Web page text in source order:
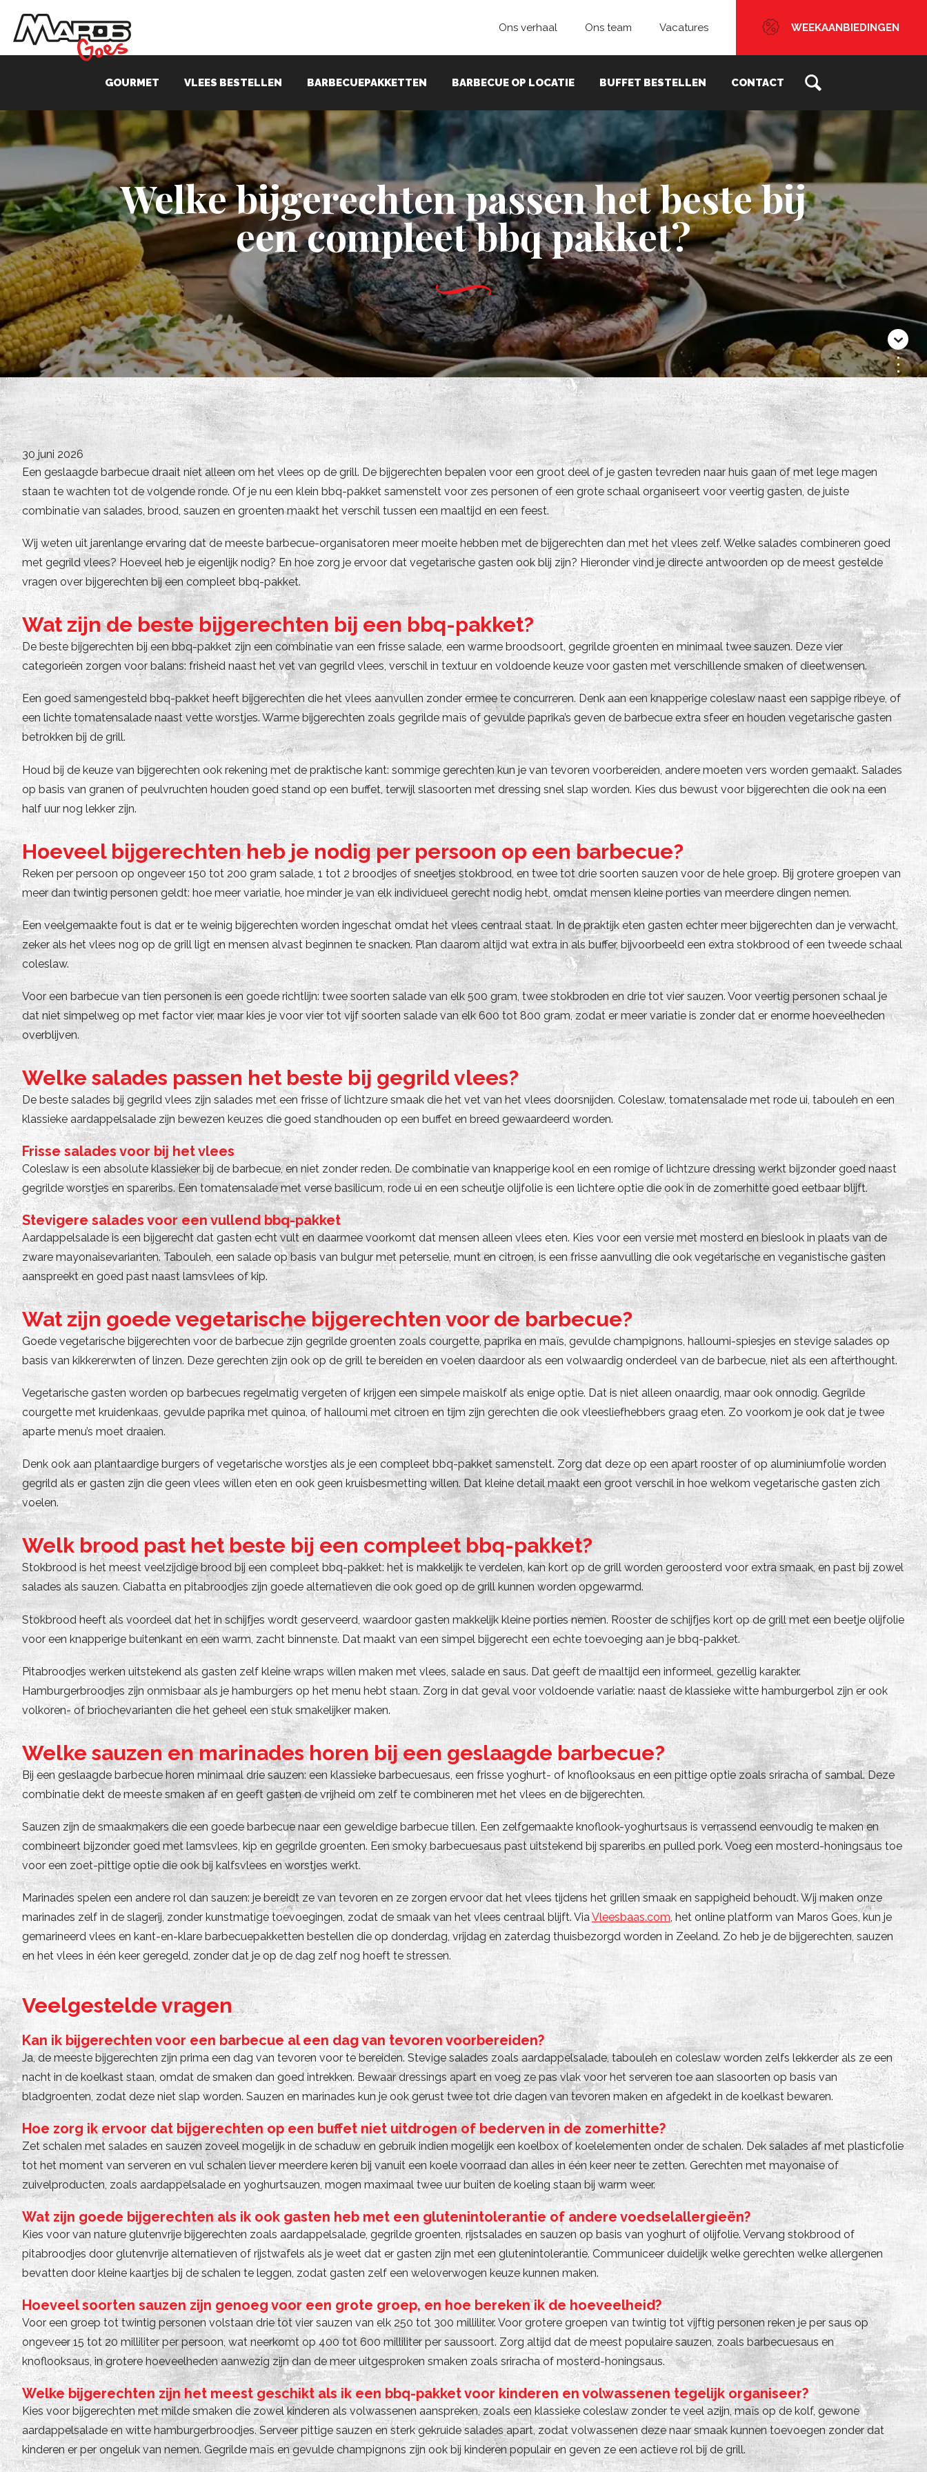
Ons verhaal Ons team Vacatures WEEKAANBIEDINGEN
GOURMET VLEES BESTELLEN BARBECUEPAKKETTEN BARBECUE OP LOCATIE BUFFET BESTELLEN CONTACT
Welke bijgerechten passen het beste bij
een compleet bbq pakket?
30 juni 2026
Een geslaagde barbecue draait niet alleen om het vlees op de grill. De bijgerechten bepalen voor een groot deel of je gasten tevreden naar huis gaan of met lege magen
staan te wachten tot de volgende ronde. Of je nu een klein bbq-pakket samenstelt voor zes personen of een grote schaal organiseert voor veertig gasten, de juiste
combinatie van salades, brood, sauzen en groenten maakt het verschil tussen een maaltijd en een feest.
Wij weten uit jarenlange ervaring dat de meeste barbecue-organisatoren meer moeite hebben met de bijgerechten dan met het vlees zelf. Welke salades combineren goed
met gegrild vlees? Hoeveel heb je eigenlijk nodig? En hoe zorg je ervoor dat vegetarische gasten ook blij zijn? Hieronder vind je directe antwoorden op de meest gestelde
vragen over bijgerechten bij een compleet bbq-pakket.
Wat zijn de beste bijgerechten bij een bbq-pakket?
De beste bijgerechten bij een bbq-pakket zijn een combinatie van een frisse salade, een warme broodsoort, gegrilde groenten en minimaal twee sauzen. Deze vier
categorieën zorgen voor balans: frisheid naast het vet van gegrild vlees, verschil in textuur en voldoende keuze voor gasten met verschillende smaken of dieetwensen.
Een goed samengesteld bbq-pakket heeft bijgerechten die het vlees aanvullen zonder ermee te concurreren. Denk aan een knapperige coleslaw naast een sappige ribeye, of
een lichte tomatensalade naast vette worstjes. Warme bijgerechten zoals gegrilde maïs of gevulde paprika’s geven de barbecue extra sfeer en houden vegetarische gasten
betrokken bij de grill.
Houd bij de keuze van bijgerechten ook rekening met de praktische kant: sommige gerechten kun je van tevoren voorbereiden, andere moeten vers worden gemaakt. Salades
op basis van granen of peulvruchten houden goed stand op een buffet, terwijl slasoorten met dressing snel slap worden. Kies dus bewust voor bijgerechten die ook na een
half uur nog lekker zijn.
Hoeveel bijgerechten heb je nodig per persoon op een barbecue?
Reken per persoon op ongeveer 150 tot 200 gram salade, 1 tot 2 broodjes of sneetjes stokbrood, en twee tot drie soorten sauzen voor de hele groep. Bij grotere groepen van
meer dan twintig personen geldt: hoe meer variatie, hoe minder je van elk individueel gerecht nodig hebt, omdat mensen kleine porties van meerdere dingen nemen.
Een veelgemaakte fout is dat er te weinig bijgerechten worden ingeschat omdat het vlees centraal staat. In de praktijk eten gasten echter meer bijgerechten dan je verwacht,
zeker als het vlees nog op de grill ligt en mensen alvast beginnen te snacken. Plan daarom altijd wat extra in als buffer, bijvoorbeeld een extra stokbrood of een tweede schaal
coleslaw.
Voor een barbecue van tien personen is een goede richtlijn: twee soorten salade van elk 500 gram, twee stokbroden en drie tot vier sauzen. Voor veertig personen schaal je
dat niet simpelweg op met factor vier, maar kies je voor vier tot vijf soorten salade van elk 600 tot 800 gram, zodat er meer variatie is zonder dat er enorme hoeveelheden
overblijven.
Welke salades passen het beste bij gegrild vlees?
De beste salades bij gegrild vlees zijn salades met een frisse of lichtzure smaak die het vet van het vlees doorsnijden. Coleslaw, tomatensalade met rode ui, tabouleh en een
klassieke aardappelsalade zijn bewezen keuzes die goed standhouden op een buffet en breed gewaardeerd worden.
Frisse salades voor bij het vlees
Coleslaw is een absolute klassieker bij de barbecue, en niet zonder reden. De combinatie van knapperige kool en een romige of lichtzure dressing werkt bijzonder goed naast
gegrilde worstjes en spareribs. Een tomatensalade met verse basilicum, rode ui en een scheutje olijfolie is een lichtere optie die ook in de zomerhitte goed eetbaar blijft.
Stevigere salades voor een vullend bbq-pakket
Aardappelsalade is een bijgerecht dat gasten echt vult en daarmee voorkomt dat mensen alleen vlees eten. Kies voor een versie met mosterd en bieslook in plaats van de
zware mayonaisevarianten. Tabouleh, een salade op basis van bulgur met peterselie, munt en citroen, is een frisse aanvulling die ook vegetarische en veganistische gasten
aanspreekt en goed past naast lamsvlees of kip.
Wat zijn goede vegetarische bijgerechten voor de barbecue?
Goede vegetarische bijgerechten voor de barbecue zijn gegrilde groenten zoals courgette, paprika en maïs, gevulde champignons, halloumi-spiesjes en stevige salades op
basis van kikkererwten of linzen. Deze gerechten zijn ook op de grill te bereiden en voelen daardoor als een volwaardig onderdeel van de barbecue, niet als een afterthought.
Vegetarische gasten worden op barbecues regelmatig vergeten of krijgen een simpele maïskolf als enige optie. Dat is niet alleen onaardig, maar ook onnodig. Gegrilde
courgette met kruidenkaas, gevulde paprika met quinoa, of halloumi met citroen en tijm zijn gerechten die ook vleesliefhebbers graag eten. Zo voorkom je ook dat je twee
aparte menu’s moet draaien.
Denk ook aan plantaardige burgers of vegetarische worstjes als je een compleet bbq-pakket samenstelt. Zorg dat deze op een apart rooster of op aluminiumfolie worden
gegrild als er gasten zijn die geen vlees willen eten en ook geen kruisbesmetting willen. Dat kleine detail maakt een groot verschil in hoe welkom vegetarische gasten zich
voelen.
Welk brood past het beste bij een compleet bbq-pakket?
Stokbrood is het meest veelzijdige brood bij een compleet bbq-pakket: het is makkelijk te verdelen, kan kort op de grill worden geroosterd voor extra smaak, en past bij zowel
salades als sauzen. Ciabatta en pitabroodjes zijn goede alternatieven die ook goed op de grill kunnen worden opgewarmd.
Stokbrood heeft als voordeel dat het in schijfjes wordt geserveerd, waardoor gasten makkelijk kleine porties nemen. Rooster de schijfjes kort op de grill met een beetje olijfolie
voor een knapperige buitenkant en een warm, zacht binnenste. Dat maakt van een simpel bijgerecht een echte toevoeging aan je bbq-pakket.
Pitabroodjes werken uitstekend als gasten zelf kleine wraps willen maken met vlees, salade en saus. Dat geeft de maaltijd een informeel, gezellig karakter.
Hamburgerbroodjes zijn onmisbaar als je hamburgers op het menu hebt staan. Zorg in dat geval voor voldoende variatie: naast de klassieke witte hamburgerbol zijn er ook
volkoren- of briochevarianten die het geheel een stuk smakelijker maken.
Welke sauzen en marinades horen bij een geslaagde barbecue?
Bij een geslaagde barbecue horen minimaal drie sauzen: een klassieke barbecuesaus, een frisse yoghurt- of knoflooksaus en een pittige optie zoals sriracha of sambal. Deze
combinatie dekt de meeste smaken af en geeft gasten de vrijheid om zelf te combineren met het vlees en de bijgerechten.
Sauzen zijn de smaakmakers die een goede barbecue naar een geweldige barbecue tillen. Een zelfgemaakte knoflook-yoghurtsaus is verrassend eenvoudig te maken en
combineert bijzonder goed met lamsvlees, kip en gegrilde groenten. Een smoky barbecuesaus past uitstekend bij spareribs en pulled pork. Voeg een mosterd-honingsaus toe
voor een zoet-pittige optie die ook bij kalfsvlees en worstjes werkt.
Marinades spelen een andere rol dan sauzen: je bereidt ze van tevoren en ze zorgen ervoor dat het vlees tijdens het grillen smaak en sappigheid behoudt. Wij maken onze
marinades zelf in de slagerij, zonder kunstmatige toevoegingen, zodat de smaak van het vlees centraal blijft. ViaVleesbaas.com, het online platform van Maros Goes, kun je
gemarineerd vlees en kant-en-klare barbecuepakketten bestellen die op donderdag, vrijdag en zaterdag thuisbezorgd worden in Zeeland. Zo heb je de bijgerechten, sauzen
en het vlees in één keer geregeld, zonder dat je op de dag zelf nog hoeft te stressen.
Veelgestelde vragen
Kan ik bijgerechten voor een barbecue al een dag van tevoren voorbereiden?
Ja, de meeste bijgerechten zijn prima een dag van tevoren voor te bereiden. Stevige salades zoals aardappelsalade, tabouleh en coleslaw worden zelfs lekkerder als ze een
nacht in de koelkast staan, omdat de smaken dan goed intrekken. Bewaar dressings apart en voeg ze pas vlak voor het serveren toe aan slasoorten op basis van
bladgroenten, zodat deze niet slap worden. Sauzen en marinades kun je ook gerust twee tot drie dagen van tevoren maken en afgedekt in de koelkast bewaren.
Hoe zorg ik ervoor dat bijgerechten op een buffet niet uitdrogen of bederven in de zomerhitte?
Zet schalen met salades en sauzen zoveel mogelijk in de schaduw en gebruik indien mogelijk een koelbox of koelelementen onder de schalen. Dek salades af met plasticfolie
tot het moment van serveren en vul schalen liever meerdere keren bij vanuit een koele voorraad dan alles in één keer neer te zetten. Gerechten met mayonaise of
zuivelproducten, zoals aardappelsalade en yoghurtsauzen, mogen maximaal twee uur buiten de koeling staan bij warm weer.
Wat zijn goede bijgerechten als ik ook gasten heb met een glutenintolerantie of andere voedselallergieën?
Kies voor van nature glutenvrije bijgerechten zoals aardappelsalade, gegrilde groenten, rijstsalades en sauzen op basis van yoghurt of olijfolie. Vervang stokbrood of
pitabroodjes door glutenvrije alternatieven of rijstwafels als je weet dat er gasten zijn met een glutenintolerantie. Communiceer duidelijk welke gerechten welke allergenen
bevatten door kleine kaartjes bij de schalen te leggen, zodat gasten zelf een weloverwogen keuze kunnen maken.
Hoeveel soorten sauzen zijn genoeg voor een grote groep, en hoe bereken ik de hoeveelheid?
Voor een groep tot twintig personen volstaan drie tot vier sauzen van elk 250 tot 300 milliliter. Voor grotere groepen van twintig tot vijftig personen reken je per saus op
ongeveer 15 tot 20 milliliter per persoon, wat neerkomt op 400 tot 600 milliliter per saussoort. Zorg altijd dat de meest populaire sauzen, zoals barbecuesaus en
knoflooksaus, in grotere hoeveelheden aanwezig zijn dan de meer uitgesproken smaken zoals sriracha of mosterd-honingsaus.
Welke bijgerechten zijn het meest geschikt als ik een bbq-pakket voor kinderen en volwassenen tegelijk organiseer?
Kies voor bijgerechten met milde smaken die zowel kinderen als volwassenen aanspreken, zoals een klassieke coleslaw zonder te veel azijn, maïs op de kolf, gewone
aardappelsalade en witte hamburgerbroodjes. Serveer pittige sauzen en sterk gekruide salades apart, zodat volwassenen deze naar smaak kunnen toevoegen zonder dat
kinderen er per ongeluk van nemen. Gegrilde maïs en gevulde champignons zijn ook bij kinderen populair en geven ze een actieve rol bij de grill.